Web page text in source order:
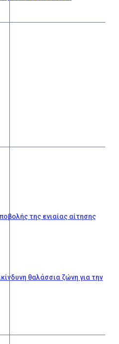
της ενιαίας αίτησης
θαλάσσια ζώνη για την